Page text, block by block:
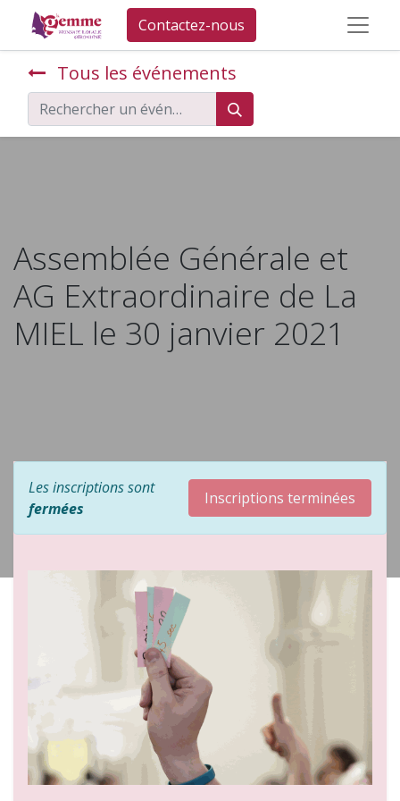
Contactez-nous
Tous les événements
Assemblée Générale et
AG Extraordinaire de La
MIEL le 30 janvier 2021
Les inscriptions sont
fermées
Inscriptions terminées